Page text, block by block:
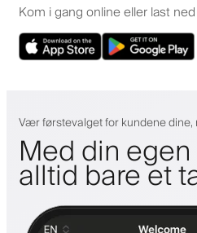
Kom i gang online eller last
Vær førstevalget for kundene
Med din
alltid bare et